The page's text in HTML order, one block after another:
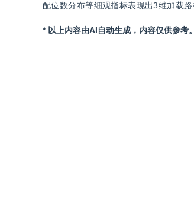
配位数分布等细观指标表现出3维加载路
* 以上内容由AI自动生成，内容仅供参考